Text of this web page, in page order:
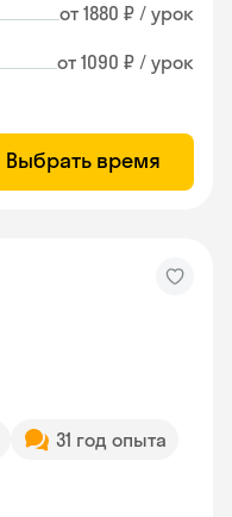
от 1880 ₽ / урок
от 1090 ₽ / урок
Выбрать время
31 год опыта